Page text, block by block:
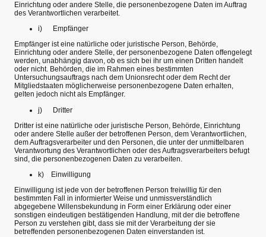
Einrichtung oder andere Stelle, die personenbezogene Daten im Auftrag
des Verantwortlichen verarbeitet.
i) Empfänger
Empfänger ist eine natürliche oder juristische Person, Behörde,
Einrichtung oder andere Stelle, der personenbezogene Daten offengelegt
werden, unabhängig davon, ob es sich bei ihr um einen Dritten handelt
oder nicht. Behörden, die im Rahmen eines bestimmten
Untersuchungsauftrags nach dem Unionsrecht oder dem Recht der
Mitgliedstaaten möglicherweise personenbezogene Daten erhalten,
gelten jedoch nicht als Empfänger.
j) Dritter
Dritter ist eine natürliche oder juristische Person, Behörde, Einrichtung
oder andere Stelle außer der betroffenen Person, dem Verantwortlichen,
dem Auftragsverarbeiter und den Personen, die unter der unmittelbaren
Verantwortung des Verantwortlichen oder des Auftragsverarbeiters befugt
sind, die personenbezogenen Daten zu verarbeiten.
k) Einwilligung
Einwilligung ist jede von der betroffenen Person freiwillig für den
bestimmten Fall in informierter Weise und unmissverständlich
abgegebene Willensbekundung in Form einer Erklärung oder einer
sonstigen eindeutigen bestätigenden Handlung, mit der die betroffene
Person zu verstehen gibt, dass sie mit der Verarbeitung der sie
betreffenden personenbezogenen Daten einverstanden ist.